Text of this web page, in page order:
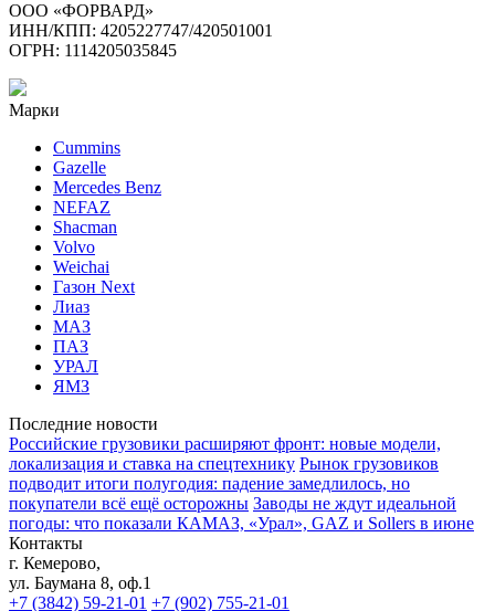
ООО «ФОРВАРД»
ИНН/КПП: 4205227747/420501001
ОГРН: 1114205035845
Марки
Cummins
Gazelle
Mercedes Benz
NEFAZ
Shacman
Volvo
Weichai
Газон Next
Лиаз
МАЗ
ПАЗ
УРАЛ
ЯМЗ
Последние новости
Российские грузовики расширяют фронт: новые модели,
локализация и ставка на спецтехнику Рынок грузовиков
подводит итоги полугодия: падение замедлилось, но
покупатели всё ещё осторожны Заводы не ждут идеальной
погоды: что показали КАМАЗ, «Урал», GAZ и Sollers в июне
Контакты
г. Кемерово,
ул. Баумана 8, оф.1
+7 (3842) 59-21-01 +7 (902) 755-21-01